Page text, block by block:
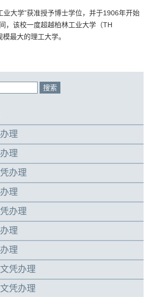
业大学”获准授予博士学位，并于1906年开始
，该校一度超越柏林工业大学（TH
最大的理工大学。
理
理
办理
理
办理
理
理
凭办理
凭办理